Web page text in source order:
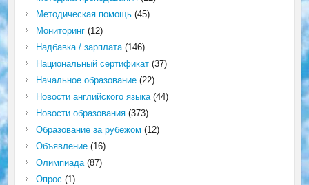
Методическая помощь(45)
Мониторинг(12)
Надбавка / зарплата(146)
Национальный сертификат(37)
Начальное образование(22)
Новости английского языка(44)
Новости образования(373)
Образование за рубежом (12)
Объявление(16)
Олимпиада(87)
Опрос (1)